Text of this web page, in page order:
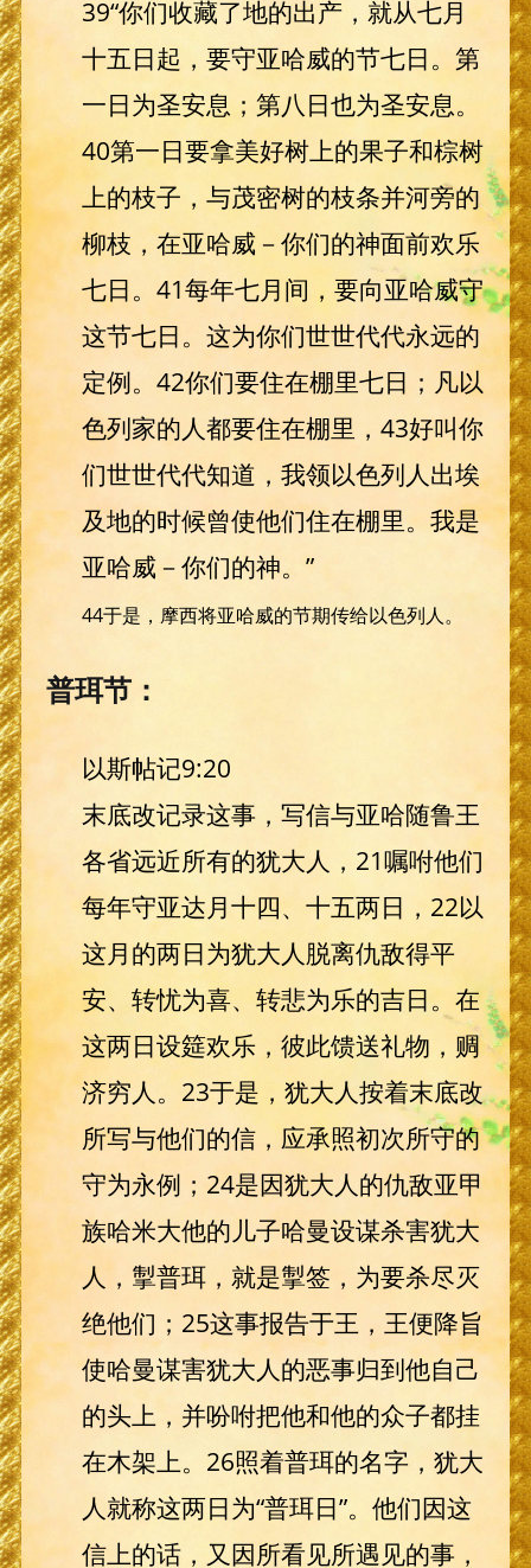
39“你们收藏了地的出产，就从七月
十五日起，要守亚哈威的节七日。第
一日为圣安息；第八日也为圣安息。
40第一日要拿美好树上的果子和棕树
上的枝子，与茂密树的枝条并河旁的
柳枝，在亚哈威－你们的神面前欢乐
七日。41每年七月间，要向亚哈威守
这节七日。这为你们世世代代永远的
定例。42你们要住在棚里七日；凡以
色列家的人都要住在棚里，43好叫你
们世世代代知道，我领以色列人出埃
及地的时候曾使他们住在棚里。我是
亚哈威－你们的神。”
44于是，摩西将亚哈威的节期传给以色列人。
普珥节：
以斯帖记9:20
末底改记录这事，写信与亚哈随鲁王
各省远近所有的犹大人，21嘱咐他们
每年守亚达月十四、十五两日，22以
这月的两日为犹大人脱离仇敌得平
安、转忧为喜、转悲为乐的吉日。在
这两日设筵欢乐，彼此馈送礼物，赒
济穷人。23于是，犹大人按着末底改
所写与他们的信，应承照初次所守的
守为永例；24是因犹大人的仇敌亚甲
族哈米大他的儿子哈曼设谋杀害犹大
人，掣普珥，就是掣签，为要杀尽灭
绝他们；25这事报告于王，王便降旨
使哈曼谋害犹大人的恶事归到他自己
的头上，并吩咐把他和他的众子都挂
在木架上。26照着普珥的名字，犹大
人就称这两日为“普珥日”。他们因这
信上的话，又因所看见所遇见的事，